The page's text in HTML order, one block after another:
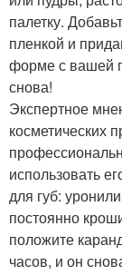
палетку.
пленкой и
форме с вашей
снова!
Экспертное
косметических
использовать
для губ:
постоянно
положите
часов, и он